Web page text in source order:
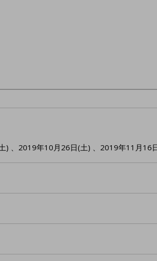
) 、 2019年10月26日(土) 、 2019年11月16